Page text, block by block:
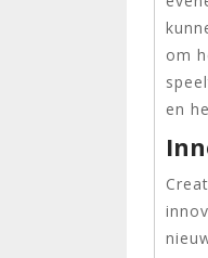
om
en